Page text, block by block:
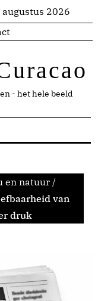
2026
- het hele beeld
en natuur /
van
druk